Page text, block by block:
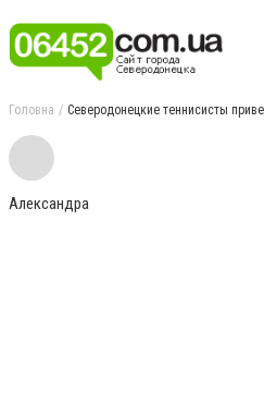
Головна Северодонецкие теннисисты
Александра